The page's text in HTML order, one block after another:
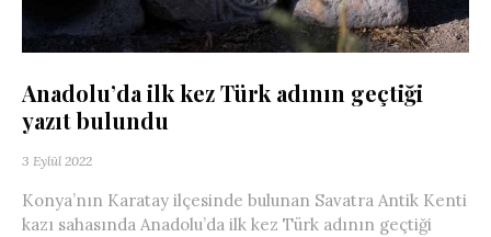
Anadolu’da ilk kez Türk adının geçtiği
yazıt bulundu
3 Eylül 2022
Konya’nın Karatay ilçesinde bulunan Savatra Antik Kenti
kazı sahasında Anadolu’da ilk kez Türk adının geçtiği